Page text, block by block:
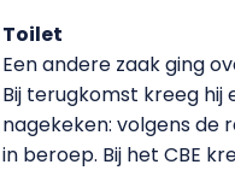
Toilet
Een andere zaak ging
Bij terugkomst kreeg hij
nagekeken: volgens de
in beroep. Bij het CBE